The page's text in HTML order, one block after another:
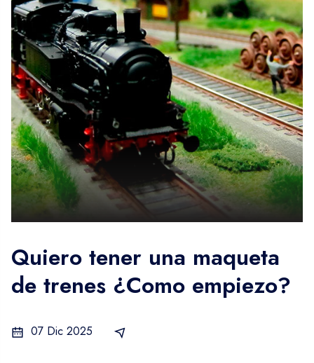
Quiero tener una maqueta
de trenes ¿Como empiezo?
07 Dic 2025